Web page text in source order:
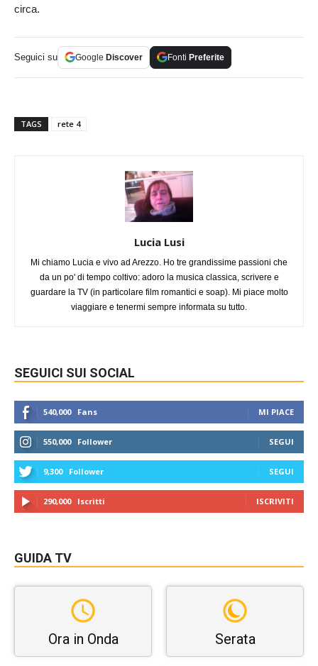
circa.
Seguici su Google Discover Fonti Preferite
TAGS rete 4
Lucia Lusi
Mi chiamo Lucia e vivo ad Arezzo. Ho tre grandissime passioni che
da un po' di tempo coltivo: adoro la musica classica, scrivere e
guardare la TV (in particolare film romantici e soap). Mi piace molto
viaggiare e tenermi sempre informata su tutto.
SEGUICI SUI SOCIAL
540,000 Fans MI PIACE
550,000 Follower SEGUI
9,300 Follower SEGUI
290,000 Iscritti ISCRIVITI
GUIDA TV
Ora in Onda Serata